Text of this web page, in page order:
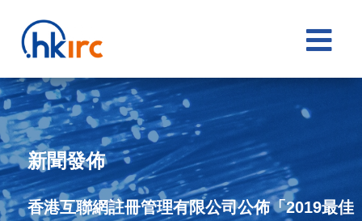

新聞發佈
香港互聯網註冊管理有限公司公佈「2019最佳